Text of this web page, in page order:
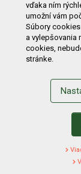
Používanie
ZÁKAZNÍK
Prihlásenie
Zmena hesla
Nastavenie
Odstúpenie
2022
vďaka ním
umožní vám
Súbory
a vylepšovania
cookies,
stránke.